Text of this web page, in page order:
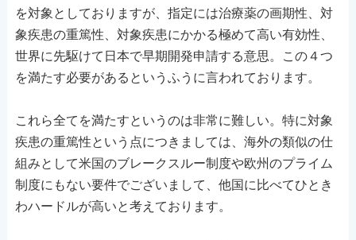
を対象としておりますが、指定には治療薬の画期性、対
象疾患の重篤性、対象疾患にかかる極めて高い有効性、
世界に先駆けて日本で早期開発申請する意思。この４つ
を満たす必要があるというふうに言われております。
これら全てを満たすというのは非常に難しい。特に対象
疾患の重篤性という点につきましては、海外の類似の仕
組みとして米国のブレークスルー制度や欧州のプライム
制度にもない要件でございまして、他国に比べてひとき
わハードルが高いと考えております。